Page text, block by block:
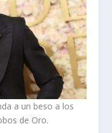
a un beso a los
de Oro.